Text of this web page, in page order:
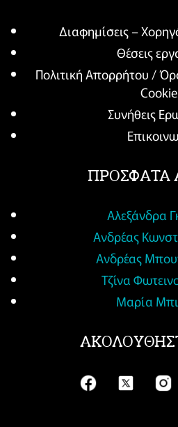
Διαφημίσεις –
Θέσεις
Πολιτική Απορρήτου /
Συνήθεις
ΠΡΟΣΦΑΤΑ
Αλεξάνδρα
Ανδρέας
Ανδρέας
Τζίνα
Μαρία